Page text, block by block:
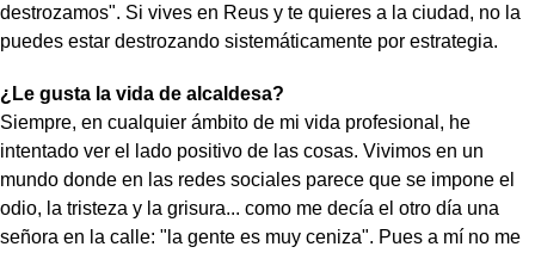
destrozamos". Si vives en Reus y te quieres a la ciudad, no la
puedes estar destrozando sistemáticamente por estrategia.
¿Le gusta la vida de alcaldesa?
Siempre, en cualquier ámbito de mi vida profesional, he
intentado ver el lado positivo de las cosas. Vivimos en un
mundo donde en las redes sociales parece que se impone el
odio, la tristeza y la grisura... como me decía el otro día una
señora en la calle: "la gente es muy ceniza". Pues a mí no me